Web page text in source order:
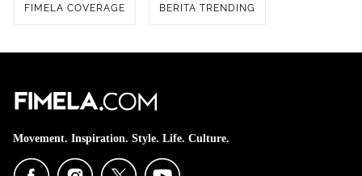
FIMELA COVERAGE BERITA TRENDING
Movement. Inspiration. Style. Life. Culture.